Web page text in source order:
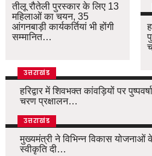
तीलू रौतेली पुरस्कार के लिए 13
महिलाओं का चयन, 35
आंगनबाड़ी कार्यकर्तियां भी होंगी
सम्मानित…
उत्तराखंड
हरिद्वार में शिवभक्त कांवड़ियों पर
चरण प्रक्षालन…
उत्तराखंड
मुख्यमंत्री ने विभिन्न विकास योजनाओं
स्वीकृति दी…